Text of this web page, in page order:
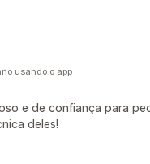
e de confiança para
deles!
usando o app